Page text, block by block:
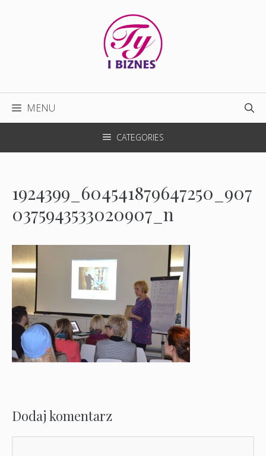
MENU
CATEGORIES
1924399_604541879647250_907
0375943533020907_n
Dodaj komentarz